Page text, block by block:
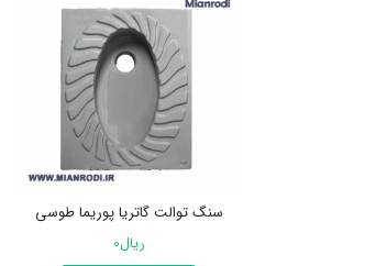
سنگ توالت گاتریا پوریما طوسی
ریال0